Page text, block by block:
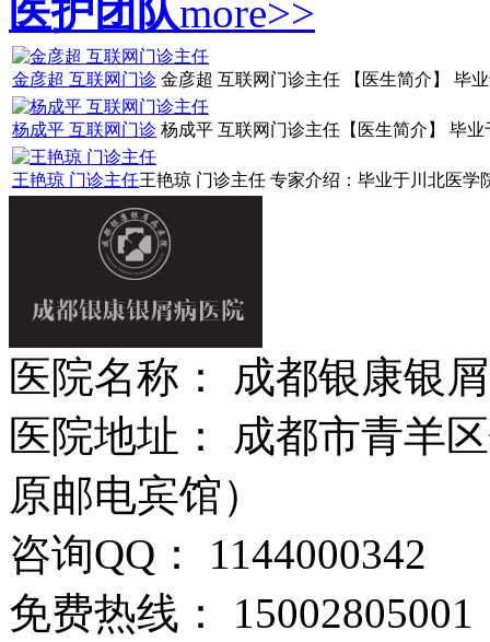
医护团队more>>
金彦超 互联网门诊 金彦超 互联网门诊主任 【医生简介】 毕
杨成平 互联网门诊 杨成平 互联网门诊主任【医生简介】 毕
王艳琼 门诊主任王艳琼 门诊主任 专家介绍：毕业于川北医学
医院名称： 成都银康银
医院地址： 成都市青羊
原邮电宾馆）
咨询QQ： 1144000342
免费热线： 15002805001